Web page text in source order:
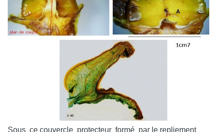
Sous ce couvercle protecteur formé par le repliement